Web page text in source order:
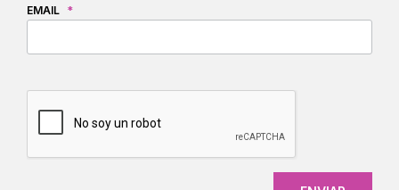
EMAIL *
CAPTCHA